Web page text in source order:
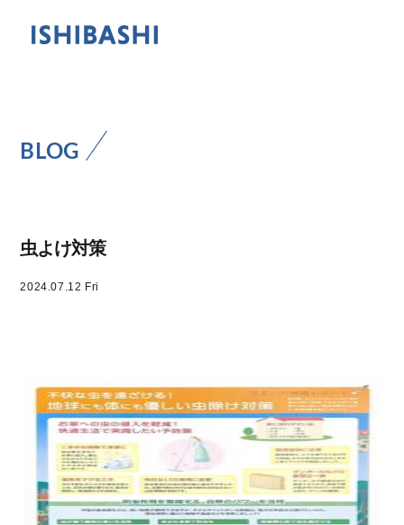
BLOG
虫よけ対策
2024.07.12 Fri